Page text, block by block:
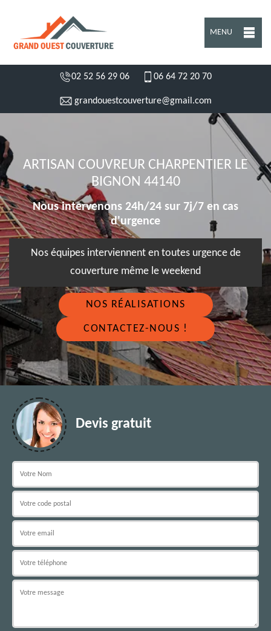
MENU
02 52 56 29 06 06 64 72 20 70
grandouestcouverture@gmail.com
ARTISAN COUVREUR CHARPENTIER LE
BIGNON 44140
Nous intervenons 24h/24 sur 7j/7 en cas
d'urgence
Nos équipes interviennent en toutes urgence de
couverture même le weekend
NOS RÉALISATIONS
CONTACTEZ-NOUS !
Devis gratuit